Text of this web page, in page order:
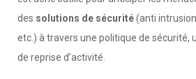
des solutions de sécurité(anti
etc.) à travers une politique de sécurité,
de reprise d’activité.